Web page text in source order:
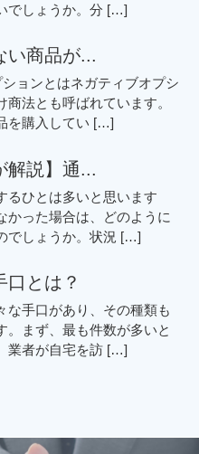
でしょうか。分 […]
い商品が...
ョンとはネガティブオプシ
商法とも呼ばれています。
を購入してい […]
解説】通...
るひとは多いと思います
かった場合は、どのように
でしょうか。状況 […]
口とは？
な手口があり、その種類も
。まず、最も件数が多いと
業者が自宅を訪 […]